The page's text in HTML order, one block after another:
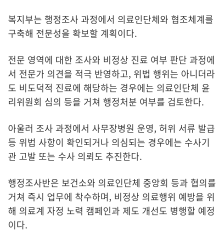
복지부는 행정조사 과정에서 의료인단체와 협조체계를
구축해 전문성을 확보할 계획이다.
전문 영역에 대한 조사와 비정상 진료 여부 판단 과정에
서 전문가 의견을 적극 반영하고, 위법 행위는 아니더라
도 비도덕적 진료에 해당하는 경우에는 의료인단체 윤
리위원회 심의 등을 거쳐 행정처분 여부를 검토한다.
아울러 조사 과정에서 사무장병원 운영, 허위 서류 발급
등 위법 사항이 확인되거나 의심되는 경우에는 수사기
관 고발 또는 수사 의뢰도 추진한다.
행정조사반은 보건소와 의료인단체 중앙회 등과 협의를
거쳐 즉시 업무에 착수하며, 비정상 의료행위 예방을 위
해 의료계 자정 노력 캠페인과 제도 개선도 병행할 예정
이다.